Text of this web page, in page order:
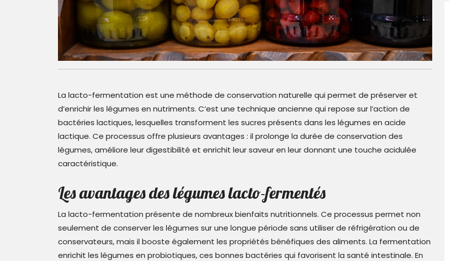
La lacto-fermentation est une méthode de conservation naturelle qui permet de préserver et
d’enrichir les légumes en nutriments. C’est une technique ancienne qui repose sur l’action de
bactéries lactiques, lesquelles transforment les sucres présents dans les légumes en acide
lactique. Ce processus offre plusieurs avantages : il prolonge la durée de conservation des
légumes, améliore leur digestibilité et enrichit leur saveur en leur donnant une touche acidulée
caractéristique.
Les avantages des légumes lacto-fermentés
La lacto-fermentation présente de nombreux bienfaits nutritionnels. Ce processus permet non
seulement de conserver les légumes sur une longue période sans utiliser de réfrigération ou de
conservateurs, mais il booste également les propriétés bénéfiques des aliments. La fermentation
enrichit les légumes en probiotiques, ces bonnes bactéries qui favorisent la santé intestinale. En